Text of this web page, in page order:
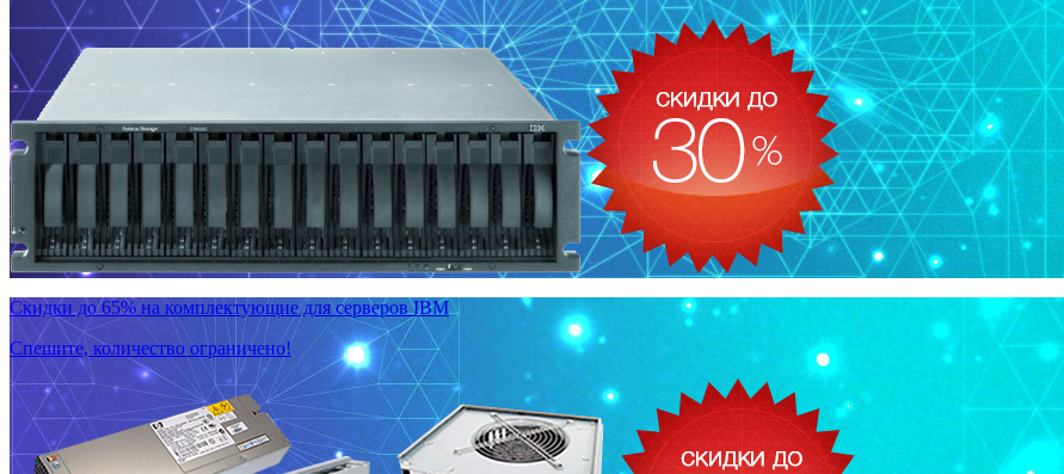
Скидки до 65% на комплектующие для серверов IBM
Спешите, количество ограничено!